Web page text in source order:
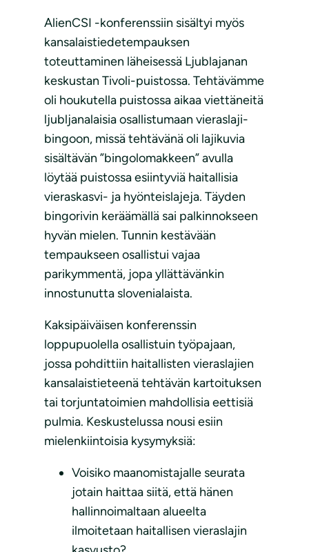
AlienCSI -konferenssiin sisältyi myös
kansalaistiedetempauksen
toteuttaminen läheisessä Ljublajanan
keskustan Tivoli-puistossa. Tehtävämme
oli houkutella puistossa aikaa viettäneitä
ljubljanalaisia osallistumaan vieraslaji-
bingoon, missä tehtävänä oli lajikuvia
sisältävän ”bingolomakkeen” avulla
löytää puistossa esiintyviä haitallisia
vieraskasvi- ja hyönteislajeja. Täyden
bingorivin keräämällä sai palkinnokseen
hyvän mielen. Tunnin kestävään
tempaukseen osallistui vajaa
parikymmentä, jopa yllättävänkin
innostunutta slovenialaista.
Kaksipäiväisen konferenssin
loppupuolella osallistuin työpajaan,
jossa pohdittiin haitallisten vieraslajien
kansalaistieteenä tehtävän kartoituksen
tai torjuntatoimien mahdollisia eettisiä
pulmia. Keskustelussa nousi esiin
mielenkiintoisia kysymyksiä:
Voisiko maanomistajalle seurata
jotain haittaa siitä, että hänen
hallinnoimaltaan alueelta
ilmoitetaan haitallisen vieraslajin